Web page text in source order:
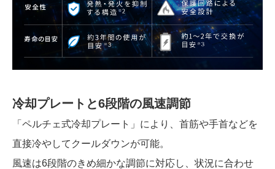
冷却プレートと6段階の風速調節
「ペルチェ式冷却プレート」により、首筋や手首などを
直接冷やしてクールダウンが可能。
風速は6段階のきめ細かな調節に対応し、状況に合わせ